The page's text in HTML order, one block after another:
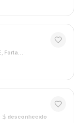
Brasil, CE, Fortaleza
desconhecido